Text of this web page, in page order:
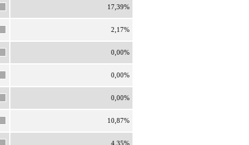
17,39%
2,17%
0,00%
0,00%
0,00%
10,87%
4,35%